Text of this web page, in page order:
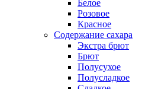
Белое
Розовое
Красное
Содержание сахара
Экстра брют
Брют
Полусухое
Полусладкое